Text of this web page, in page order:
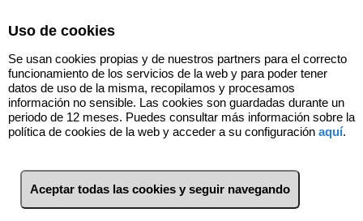
2 Inmuebles Illas (Asturias)
más reciente
Uso de cookies
Se usan cookies propias y de nuestros partners para el correcto
funcionamiento de los servicios de la web y para poder tener
datos de uso de la misma, recopilamos y procesamos
información no sensible. Las cookies son guardadas durante un
periodo de 12 meses. Puedes consultar más información sobre la
política de cookies de la web y acceder a su configuración aquí.
Aceptar todas las cookies y seguir navegando